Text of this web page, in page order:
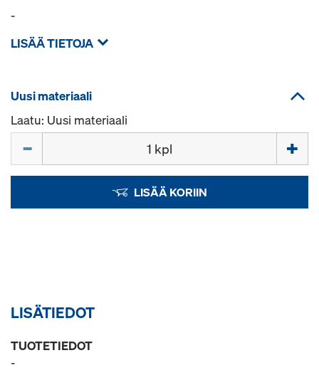
-
LISÄÄ TIETOJA
Uusi materiaali
Laatu: Uusi materiaali
LISÄÄ KORIIN
LISÄTIEDOT
TUOTETIEDOT
-